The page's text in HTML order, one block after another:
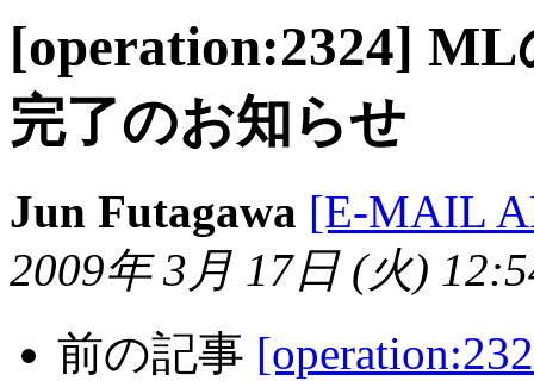
[operation:2324]
完了のお知らせ
Jun Futagawa [E-MAIL
2009年 3月 17日 (火)
前の記事